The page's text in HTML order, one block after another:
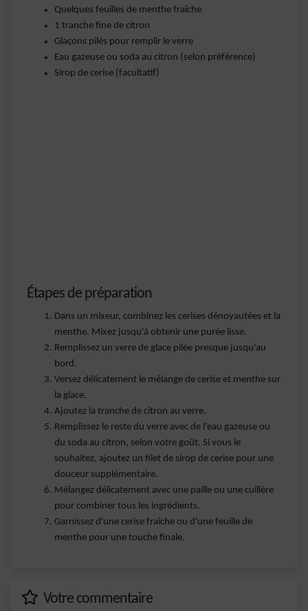
Quelques feuilles de menthe fraîche
1 tranche fine de citron
Glaçons pilés pour remplir le verre
Eau gazeuse ou soda au citron (selon préférence)
Sirop de cerise (facultatif)
Étapes de préparation
Dans un mixeur, combinez les cerises dénoyautées et la
menthe. Mixez jusqu'à obtenir une purée lisse.
Remplissez un verre de glace pilée presque jusqu'au
bord.
Versez délicatement le mélange de cerise et menthe sur
la glace.
Ajoutez la tranche de citron au verre.
Remplissez le reste du verre avec de l'eau gazeuse ou
du soda au citron, selon votre goût. Si vous le
souhaitez, ajoutez un filet de sirop de cerise pour une
douceur supplémentaire.
Mélangez délicatement avec une paille ou une cuillère
pour combiner tous les ingrédients.
Garnissez d'une cerise fraîche ou d'une feuille de
menthe pour une touche finale.
Votre commentaire